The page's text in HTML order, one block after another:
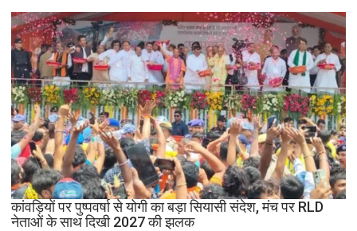
की
आग
का
तांडव,
20
हजार
लोग
बेघर;
‘जैसे
बम
फटा
हो’
कांवड़ियों पर पुष्पवर्षा से योगी का बड़ा सियासी संदेश, मंच पर RLD
नेताओं के साथ दिखी 2027 की झलक